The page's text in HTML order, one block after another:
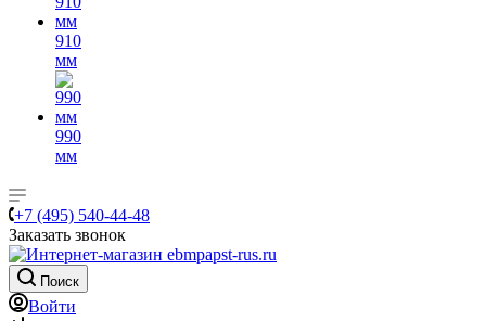
910
мм
990
мм
+7 (495) 540-44-48
Заказать звонок
Поиск
Войти